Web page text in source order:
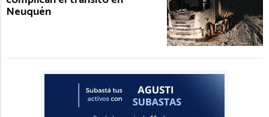
Neuquén